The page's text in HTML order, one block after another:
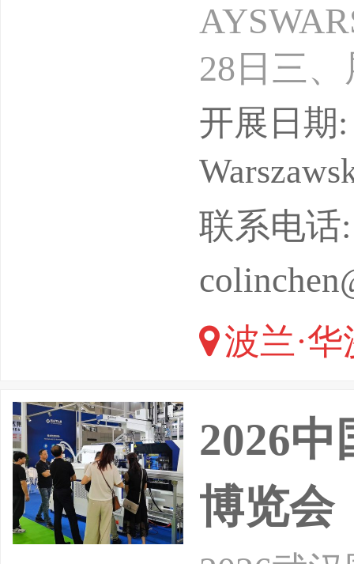
28日三
年一届
l户内、
刻机设
写真设
激光、
绘写真
开展日期
联系电话
波兰·华
2026
博览会